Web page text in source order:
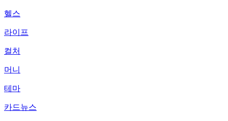
헬스
라이프
컬처
머니
테마
카드뉴스